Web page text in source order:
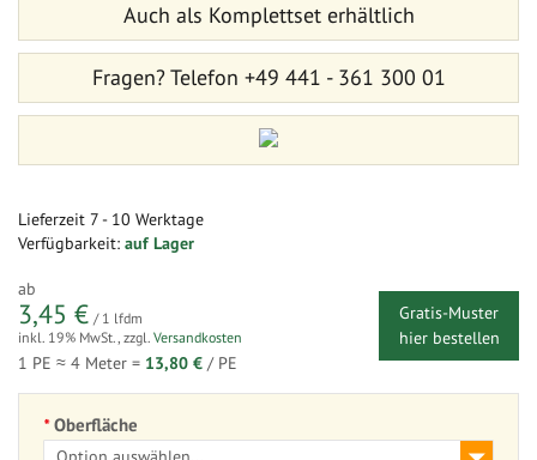
Lieferzeit 7 - 10 Werktage
Verfügbarkeit: auf Lager
ab
3,45 € / 1 lfdm
inkl. 19% MwSt., zzgl. Versandkosten
1 PE ≈ 4 Meter = 13,80 € / PE
Gratis-Muster
hier bestellen
Oberfläche
Auch als Komplettset erhältlich
Fragen?Telefon +49 441 - 361 300 01